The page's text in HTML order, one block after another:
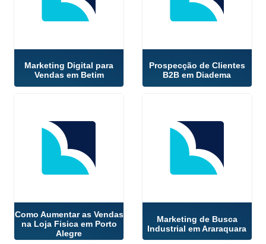
Marketing Digital para
Vendas em Betim
Prospecção de Clientes
B2B em Diadema
Como Aumentar as Vendas
na Loja Fisica em Porto
Alegre
Marketing de Busca
Industrial em Araraquara